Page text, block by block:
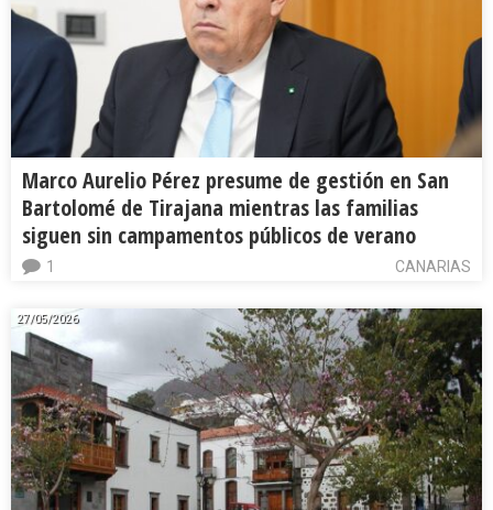
Marco Aurelio Pérez presume de gestión en San
Bartolomé de Tirajana mientras las familias
siguen sin campamentos públicos de verano
CANARIAS
1
27/05/2026